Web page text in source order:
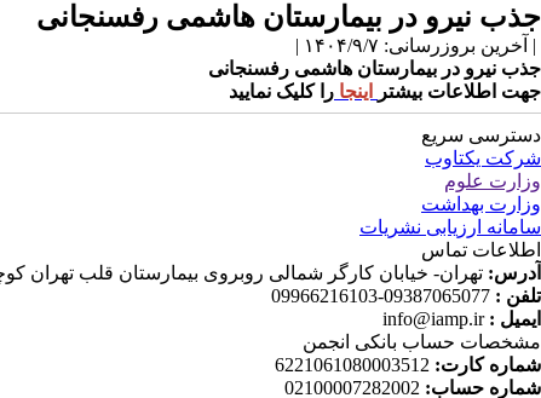
جذب نیرو در بیمارستان هاشمی رفسنجانی
| آخرین بروزرسانی: ۱۴۰۴/۹/۷ |
جذب نیرو در بیمارستان هاشمی رفسنجانی
جهت اطلاعات بیشتر
اینجا را کلیک نمایید
دسترسی سریع
شرکت یکتاوب
وزارت علوم
وزارت بهداشت
سامانه ارزیابی نشریات
اطلاعات تماس
آدرس: تهران- خیابان کارگر شمالی روبروی بیمارستان قلب تهران کوچه
تلفن : 09387065077-09966216103
ایمیل :info@iamp.ir
مشخصات حساب بانکی انجمن
شماره کارت: 6221061080003512
شماره حساب: 02100007282002